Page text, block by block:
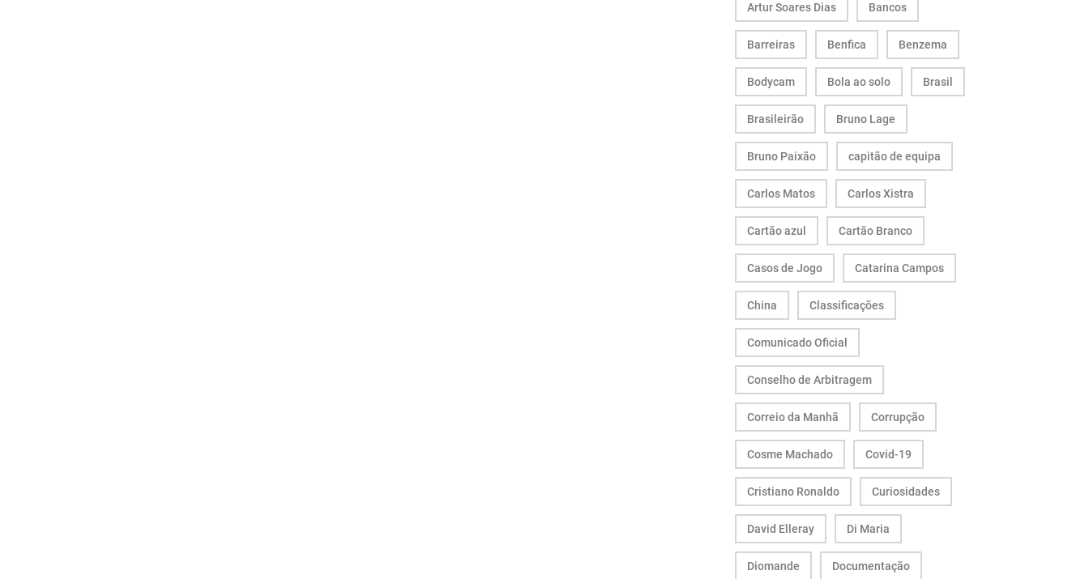
Artur Soares Dias Bancos
Barreiras Benfica Benzema
Bodycam Bola ao solo Brasil
Brasileirão Bruno Lage
Bruno Paixão capitão de equipa
Carlos Matos Carlos Xistra
Cartão azul Cartão Branco
Casos de Jogo Catarina Campos
China Classificações
Comunicado Oficial
Conselho de Arbitragem
Correio da Manhã Corrupção
Cosme Machado Covid-19
Cristiano Ronaldo Curiosidades
David Elleray Di Maria
Diomande Documentação